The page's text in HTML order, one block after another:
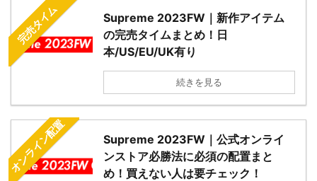
完売タイム
Supreme 2023FW｜新作アイテム
の完売タイムまとめ！日
本/US/EU/UK有り
続きを見る
オンライン配置
Supreme 2023FW｜公式オンライ
ンストア必勝法に必須の配置まと
め！買えない人は要チェック！